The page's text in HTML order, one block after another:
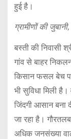
हुई है।
ग्रामीणों की
बस्ती की निवासी
गांव से बाहर
किसान फसल बेच
भी सुविधा मिली
जिंदगी आसान
जा रहा है।
अधिक जनसंख्या